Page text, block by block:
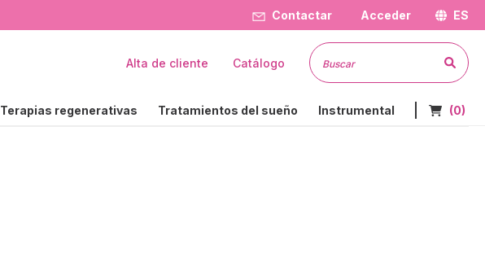
Contactar Acceder ES
Terapias regenerativas Tratamientos del sueño Instrumental Nº de
(0)
Alta de cliente Catálogo